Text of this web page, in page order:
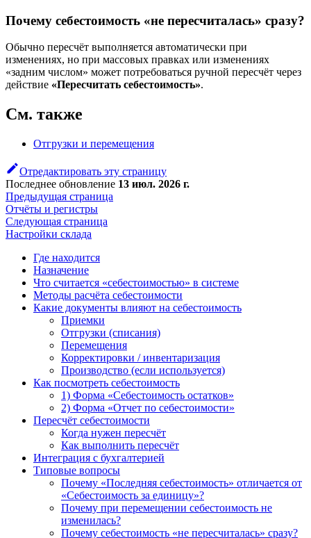
Почему себестоимость «не пересчиталась» сразу?
Обычно пересчёт выполняется автоматически при
изменениях, но при массовых правках или изменениях
«задним числом» может потребоваться ручной пересчёт через
действие «Пересчитать себестоимость».
См. также
Отгрузки и перемещения
Отредактировать эту страницу
Последнее обновление 13 июл. 2026 г.
Предыдущая страница
Отчёты и регистры
Следующая страница
Настройки склада
Где находится
Назначение
Что считается «себестоимостью» в системе
Методы расчёта себестоимости
Какие документы влияют на себестоимость
Приемки
Отгрузки (списания)
Перемещения
Корректировки / инвентаризация
Производство (если используется)
Как посмотреть себестоимость
1) Форма «Себестоимость остатков»
2) Форма «Отчет по себестоимости»
Пересчёт себестоимости
Когда нужен пересчёт
Как выполнить пересчёт
Интеграция с бухгалтерией
Типовые вопросы
Почему «Последняя себестоимость» отличается от
«Себестоимость за единицу»?
Почему при перемещении себестоимость не
изменилась?
Почему себестоимость «не пересчиталась» сразу?